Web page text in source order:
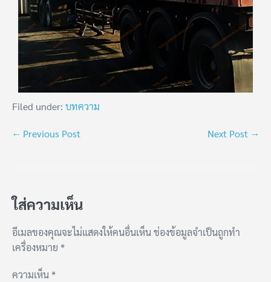
Filed under: บทความ
← Previous Post Next Post →
ใส่ความเห็น
อีเมลของคุณจะไม่แสดงให้คนอื่นเห็นช่องข้อมูลจำเป็นถูกทำ
เครื่องหมาย *
ความเห็น*